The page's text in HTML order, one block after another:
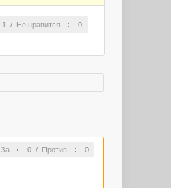
1 / Не нравится 0
За 0/ Против 0